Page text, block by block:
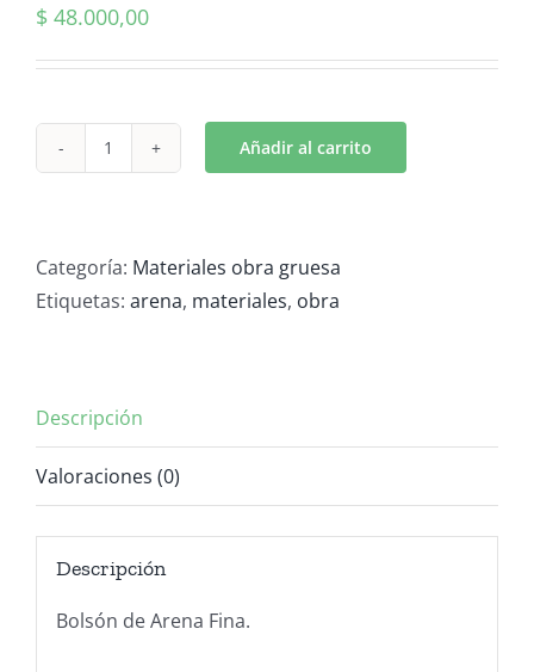
$ 48.000,00
Bolsón
Fina
cantidad
Añadir al carrito
Categoría: Materiales obra gruesa
Etiquetas: arena, materiales, obra
Descripción
Valoraciones (0)
Descripción
Bolsón de Arena Fina.